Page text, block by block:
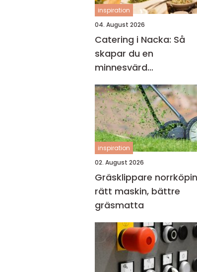
inspiration
04. August 2026
Catering i Nacka: Så
skapar du en
minnesvärd
matupplevelse
inspiration
02. August 2026
Gräsklippare
rätt maskin, bättre
gräsmatta